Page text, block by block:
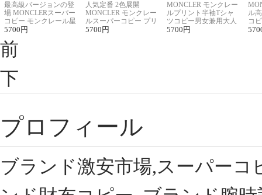
最高級バージョンの登
場 MONCLERスーパー
コピー モンクレール星
座半袖Tシャツ
5700 円
人気定番 2色展開
MONCLER モンクレー
ルスーパーコピー プリ
ント半袖Tシャツ
5700 円
MONCLER モンクレー
ルプリント半袖Tシャ
ツコピー男女兼用大人
可愛い春夏コーデ
5700 円
ル
コ
ィ
前
下
プロフィール
ブランド激安市場,スーパー